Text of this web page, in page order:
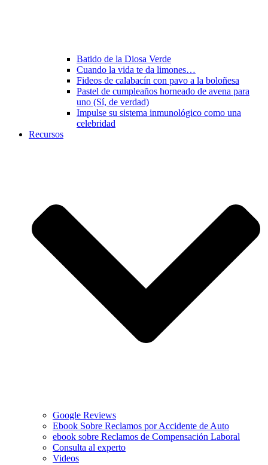
Batido de la Diosa Verde
Cuando la vida te da limones…
Fideos de calabacín con pavo a la boloñesa
Pastel de cumpleaños horneado de avena para
uno (Sí, de verdad)
Impulse su sistema inmunológico como una
celebridad
Recursos
Google Reviews
Ebook Sobre Reclamos por Accidente de Auto
ebook sobre Reclamos de Compensación Laboral
Consulta al experto
Videos